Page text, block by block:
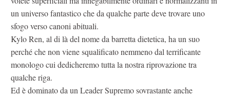
un universo fantastico che da qualche parte deve trovare uno
sfogo verso canoni abituali.
Kylo Ren, al di là del nome da barretta dietetica, ha un suo
perché che non viene squalificato nemmeno dal terrificante
monologo cui dedicheremo tutta la nostra riprovazione tra
qualche riga.
Ed è dominato da un Leader Supremo sovrastante anche